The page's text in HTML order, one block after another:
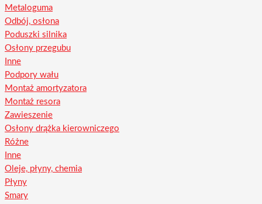
Metaloguma
Odbój, osłona
Poduszki silnika
Osłony przegubu
Inne
Podpory wału
Montaż amortyzatora
Montaż resora
Zawieszenie
Osłony drążka kierowniczego
Różne
Inne
Oleje, płyny, chemia
Płyny
Smary